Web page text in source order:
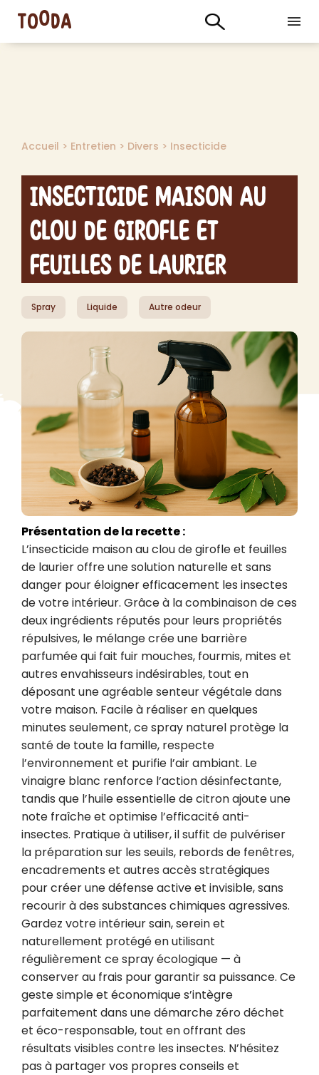
Accueil > Entretien > Divers > Insecticide
Insecticide Maison au
Clou de Girofle et
Feuilles de Laurier
Spray Liquide Autre odeur
Présentation de la recette :
L’insecticide maison au clou de girofle et feuilles
de laurier offre une solution naturelle et sans
danger pour éloigner efficacement les insectes
de votre intérieur. Grâce à la combinaison de ces
deux ingrédients réputés pour leurs propriétés
répulsives, le mélange crée une barrière
parfumée qui fait fuir mouches, fourmis, mites et
autres envahisseurs indésirables, tout en
déposant une agréable senteur végétale dans
votre maison. Facile à réaliser en quelques
minutes seulement, ce spray naturel protège la
santé de toute la famille, respecte
l’environnement et purifie l’air ambiant. Le
vinaigre blanc renforce l’action désinfectante,
tandis que l’huile essentielle de citron ajoute une
note fraîche et optimise l’efficacité anti-
insectes. Pratique à utiliser, il suffit de pulvériser
la préparation sur les seuils, rebords de fenêtres,
encadrements et autres accès stratégiques
pour créer une défense active et invisible, sans
recourir à des substances chimiques agressives.
Gardez votre intérieur sain, serein et
naturellement protégé en utilisant
régulièrement ce spray écologique — à
conserver au frais pour garantir sa puissance. Ce
geste simple et économique s’intègre
parfaitement dans une démarche zéro déchet
et éco-responsable, tout en offrant des
résultats visibles contre les insectes. N’hésitez
pas à partager vos propres conseils et